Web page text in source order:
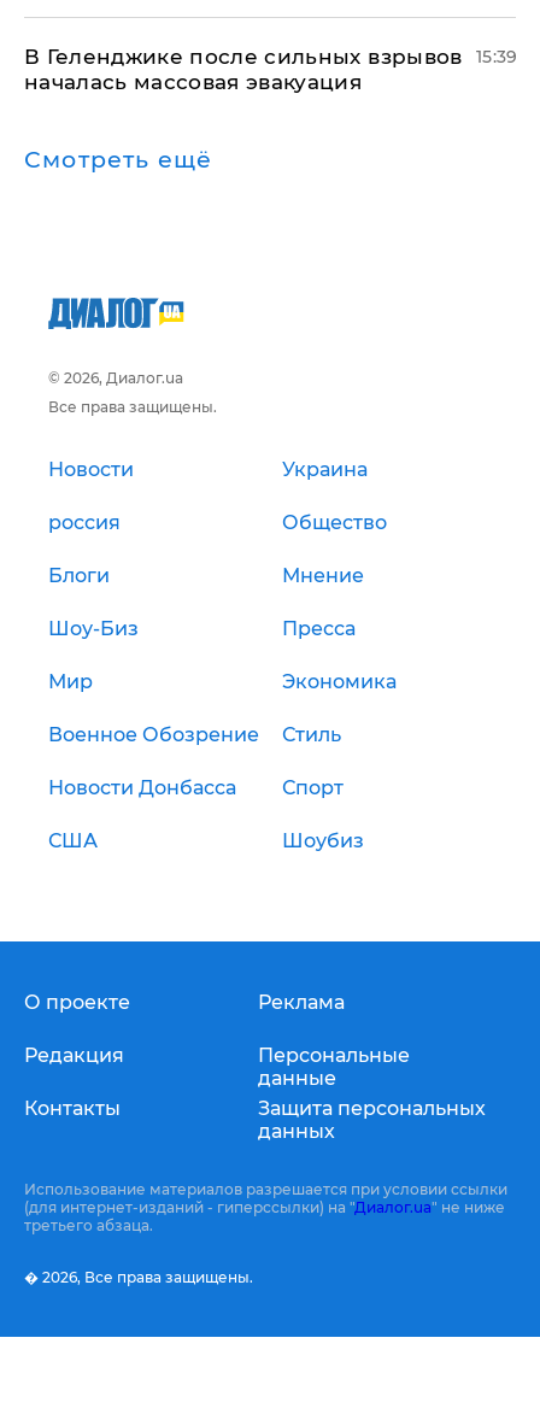
В Геленджике после сильных взрывов
началась массовая эвакуация
15:39
Смотреть ещё
© 2026, Диалог.ua
Все права защищены.
Новости Украина
россия Общество
Блоги Мнение
Шоу-Биз Пресса
Мир Экономика
Военное Обозрение Стиль
Новости Донбасса Спорт
США Шоубиз
О проекте
Редакция
Контакты
Реклама
Персональные
данные
Защита персональных
данных
Использование материалов разрешается при условии ссылки
(для интернет-изданий - гиперссылки) на "Диалог.ua" не ниже
третьего абзаца.
� 2026, Все права защищены.